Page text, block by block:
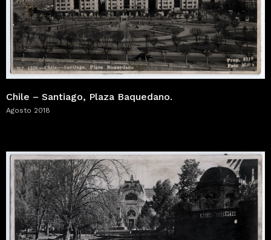
Chile – Santiago, Plaza Baquedano.
Agosto 2018